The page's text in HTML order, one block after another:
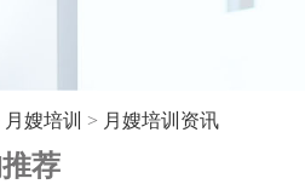
月嫂培训 > 月嫂培训资讯
荐